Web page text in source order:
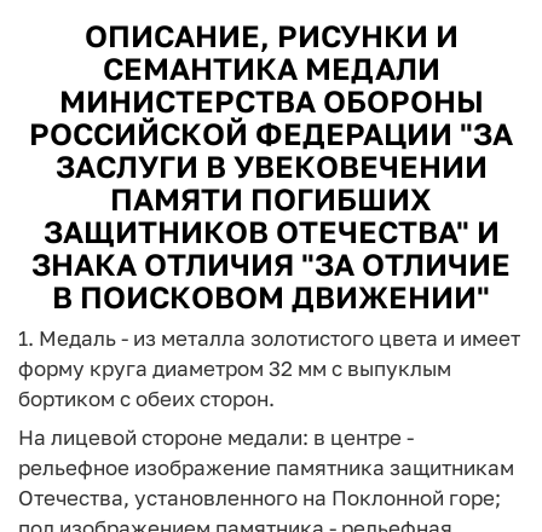
ОПИСАНИЕ, РИСУНКИ И
СЕМАНТИКА МЕДАЛИ
МИНИСТЕРСТВА ОБОРОНЫ
РОССИЙСКОЙ ФЕДЕРАЦИИ "ЗА
ЗАСЛУГИ В УВЕКОВЕЧЕНИИ
ПАМЯТИ ПОГИБШИХ
ЗАЩИТНИКОВ ОТЕЧЕСТВА" И
ЗНАКА ОТЛИЧИЯ "ЗА ОТЛИЧИЕ
В ПОИСКОВОМ ДВИЖЕНИИ"
1. Медаль - из металла золотистого цвета и имеет
форму круга диаметром 32 мм с выпуклым
бортиком с обеих сторон.
На лицевой стороне медали: в центре -
рельефное изображение памятника защитникам
Отечества, установленного на Поклонной горе;